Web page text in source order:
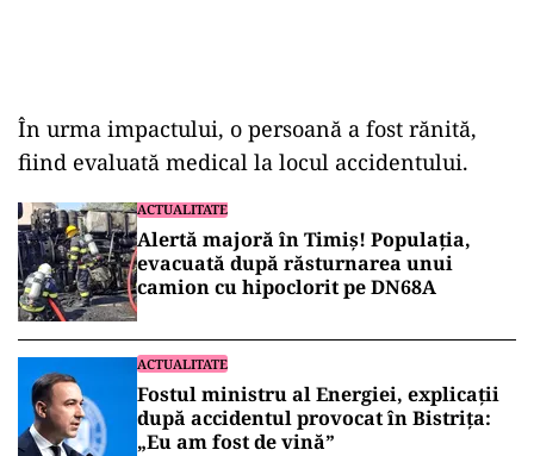
În urma impactului, o persoană a fost rănită,
fiind evaluată medical la locul accidentului.
ACTUALITATE
Alertă majoră în Timiș! Populația,
evacuată după răsturnarea unui
camion cu hipoclorit pe DN68A
ACTUALITATE
Fostul ministru al Energiei, explicații
după accidentul provocat în Bistrița:
„Eu am fost de vină”